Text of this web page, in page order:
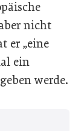
nicht
er „eine
ein
werde.